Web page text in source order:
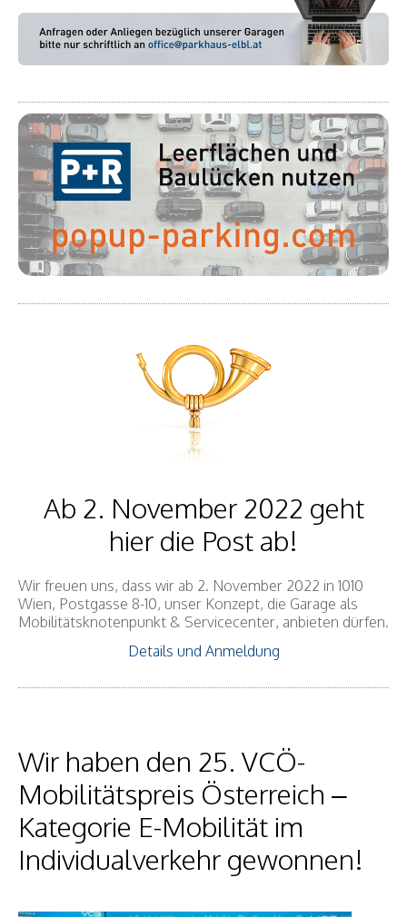
Ab 2. November 2022 geht
hier die Post ab!
Wir freuen uns, dass wir ab 2. November 2022 in 1010
Wien, Postgasse 8-10, unser Konzept, die Garage als
Mobilitätsknotenpunkt & Servicecenter, anbieten dürfen.
Details und Anmeldung
Wir haben den 25. VCÖ-
Mobilitätspreis Österreich –
Kategorie E-Mobilität im
Individualverkehr gewonnen!